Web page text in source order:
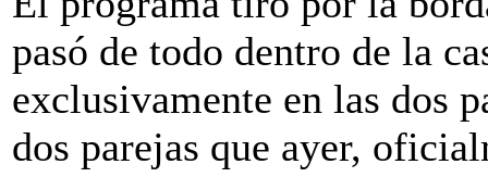
pasó de todo dentro de la
exclusivamente en las dos
dos parejas que ayer,